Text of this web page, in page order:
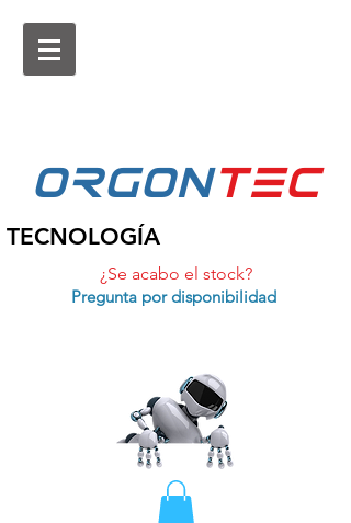
ORGONtEc
TECNOLOGÍA
¿Se acabo el stock?
Pregunta por disponibilidad